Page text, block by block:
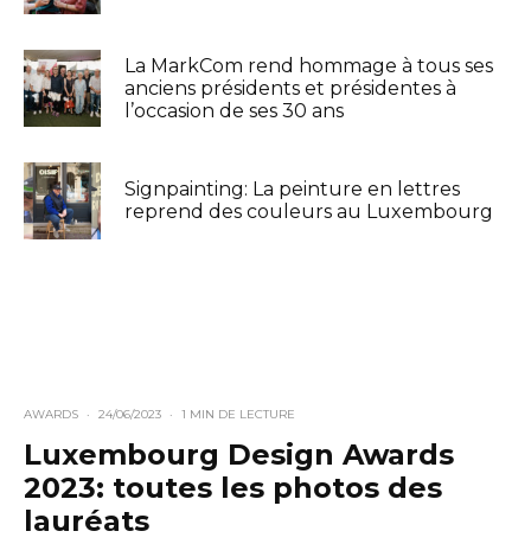
La MarkCom rend hommage à tous ses
anciens présidents et présidentes à
l’occasion de ses 30 ans
Signpainting: La peinture en lettres
reprend des couleurs au Luxembourg
AWARDS · 24/06/2023 · 1 MIN DE LECTURE
Luxembourg Design Awards
2023: toutes les photos des
lauréats